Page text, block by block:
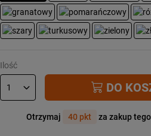
Ilość
DO
Otrzymaj 40 pkt za zakup